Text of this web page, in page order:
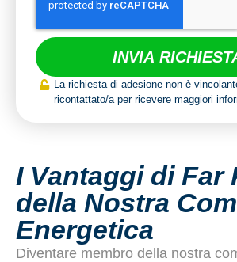
INVIA
La richiesta di adesione non è
ricontattato/a per ricevere maggiori
I Vantaggi di Far
della Nostra
Energetica
Diventare membro della nostra